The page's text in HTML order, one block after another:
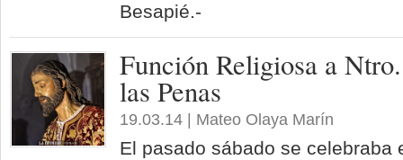
Besapié.-
Función Religiosa a
las Penas
19.03.14 | Mateo Olaya Marín
El pasado sábado se celebraba